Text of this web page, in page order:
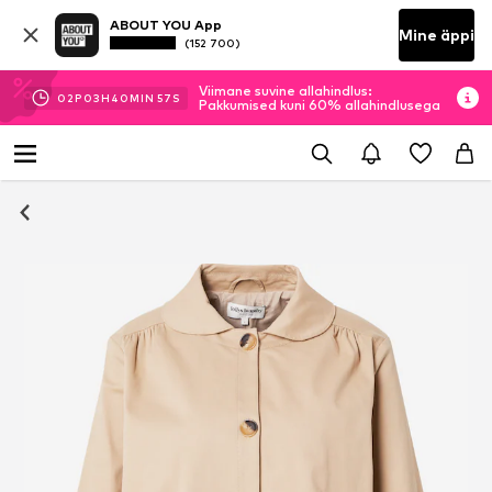
ABOUT YOU App
(152 700) Mine äppi
02P 03H 40MIN 55 S
Viimane suvine allahindlus:
Pakkumised kuni 60% allahindlusega